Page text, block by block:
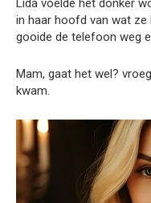
Lida voelde het donker
in haar hoofd van wat ze
gooide de telefoon weg
Mam, gaat het wel?
kwam.